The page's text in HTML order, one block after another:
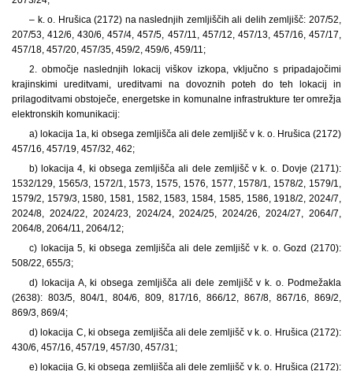
– k. o. Hrušica (2172) na naslednjih zemljiščih ali delih zemljišč: 207/52,
207/53, 412/6, 430/6, 457/4, 457/5, 457/11, 457/12, 457/13, 457/16, 457/17,
457/18, 457/20, 457/35, 459/2, 459/6, 459/11;
2. območje naslednjih lokacij viškov izkopa, vključno s pripadajočimi
krajinskimi ureditvami, ureditvami na dovoznih poteh do teh lokacij in
prilagoditvami obstoječe, energetske in komunalne infrastrukture ter omrežja
elektronskih komunikacij:
a) lokacija 1a, ki obsega zemljišča ali dele zemljišč v k. o. Hrušica (2172)
457/16, 457/19, 457/32, 462;
b) lokacija 4, ki obsega zemljišča ali dele zemljišč v k. o. Dovje (2171):
1532/129, 1565/3, 1572/1, 1573, 1575, 1576, 1577, 1578/1, 1578/2, 1579/1,
1579/2, 1579/3, 1580, 1581, 1582, 1583, 1584, 1585, 1586, 1918/2, 2024/7,
2024/8, 2024/22, 2024/23, 2024/24, 2024/25, 2024/26, 2024/27, 2064/7,
2064/8, 2064/11, 2064/12;
c) lokacija 5, ki obsega zemljišča ali dele zemljišč v k. o. Gozd (2170):
508/22, 655/3;
d) lokacija A, ki obsega zemljišča ali dele zemljišč v k. o. Podmežakla
(2638): 803/5, 804/1, 804/6, 809, 817/16, 866/12, 867/8, 867/16, 869/2,
869/3, 869/4;
d) lokacija C, ki obsega zemljišča ali dele zemljišč v k. o. Hrušica (2172):
430/6, 457/16, 457/19, 457/30, 457/31;
e) lokacija G, ki obsega zemljišča ali dele zemljišč v k. o. Hrušica (2172):